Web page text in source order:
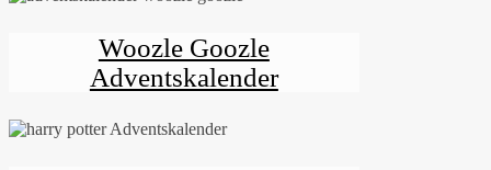
Woozle Goozle
Adventskalender